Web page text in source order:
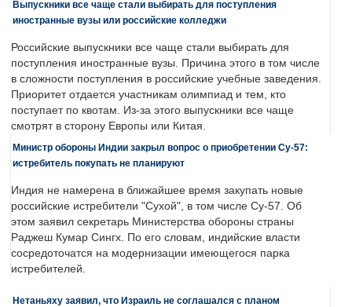
Выпускники все чаще стали выбирать для поступления
иностранные вузы или российские колледжи
Российские выпускники все чаще стали выбирать для
поступления иностранные вузы. Причина этого в том числе
в сложности поступления в российские учебные заведения.
Приоритет отдается участникам олимпиад и тем, кто
поступает по квотам. Из-за этого выпускники все чаще
смотрят в сторону Европы или Китая.
Министр обороны Индии закрыл вопрос о приобретении Су-57:
истребитель покупать не планируют
Индия не намерена в ближайшее время закупать новые
российские истребители "Сухой", в том числе Су-57. Об
этом заявил секретарь Министерства обороны страны
Раджеш Кумар Сингх. По его словам, индийские власти
сосредоточатся на модернизации имеющегося парка
истребителей.
Нетаньяху заявил, что Израиль не соглашался с планом